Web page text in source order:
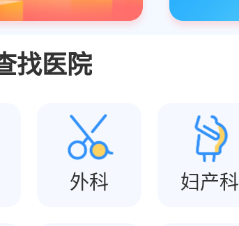
找医院
外科 妇产科